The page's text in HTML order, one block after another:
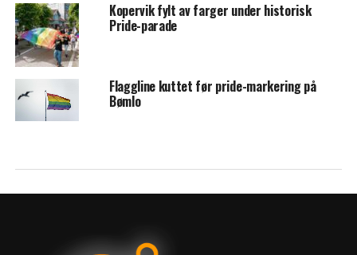
Kopervik fylt av farger under historisk
Pride-parade
Flaggline kuttet før pride-markering på
Bømlo